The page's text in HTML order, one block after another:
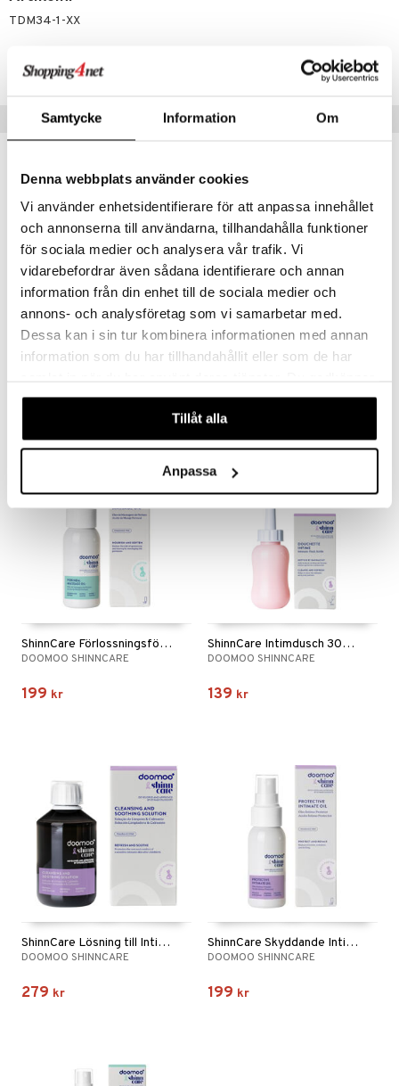
Samtycke Information Om
Denna webbplats använder cookies
Vi använder enhetsidentifierare för att anpassa innehållet
och annonserna till användarna, tillhandahålla funktioner
för sociala medier och analysera vår trafik. Vi
vidarebefordrar även sådana identifierare och annan
information från din enhet till de sociala medier och
annons- och analysföretag som vi samarbetar med.
Dessa kan i sin tur kombinera informationen med annan
information som du har tillhandahållit eller som de har
våra cookies vid fortsatt användande av vår webbplats.
Tillåt alla
Anpassa
TDM34-1-XX
Lägsta pris senaste 30 dagarna: 199 kr
Tips till dig
DOOMOO
1199 kr
DOOMOO
799 kr
ShinnCare Förlossningsförbered. Massageolja 50 ml
DOOMOO SHINNCARE
199 kr
ShinnCare Intimdusch 300 ml
DOOMOO SHINNCARE
139 kr
ShinnCare Lösning till Intimdusch 200 ml
DOOMOO SHINNCARE
279 kr
ShinnCare Skyddande Intimolja 50 ml
DOOMOO SHINNCARE
199 kr